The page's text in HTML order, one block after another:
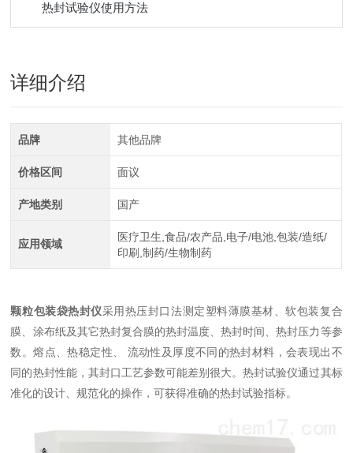
热封试验仪使用方法
详细介绍
品牌 其他品牌
价格区间 面议
产地类别 国产
应用领域
医疗卫生,食品/农产品,电子/电池,包装/造纸/
印刷,制药/生物制药
颗粒包装袋热封仪采用热压封口法测定塑料薄膜基材、软包装复合
膜、涂布纸及其它热封复合膜的热封温度、热封时间、热封压力等参
数。熔点、热稳定性、 流动性及厚度不同的热封材料，会表现出不
同的热封性能，其封口工艺参数可能差别很大。热封试验仪通过其标
准化的设计、规范化的操作，可获得准确的热封试验指标。